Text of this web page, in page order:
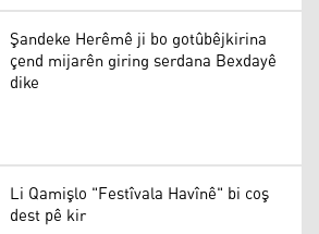
Şandeke Herêmê ji bo gotûbêjkirina
çend mijarên giring serdana Bexdayê
dike
Li Qamişlo "Festîvala Havînê" bi coş
dest pê kir